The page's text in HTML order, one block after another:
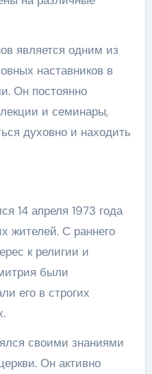
является одним из
наставников в
Он постоянно
и семинары,
духовно и находить
14 апреля 1973 года
жителей. С раннего
к религии и
были
его в строгих
своими знаниями
Он активно